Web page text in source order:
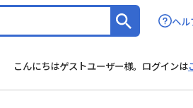
ヘル
こんにちはゲストユーザー様。ログインは